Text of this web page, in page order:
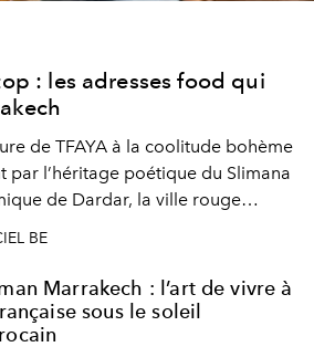
: les adresses food qui
de TFAYA à la coolitude bohème
par l’héritage poétique du Slimana
de Dardar, la ville rouge
comme la destination food
BE
Marrakech : l’art de vivre à
sous le soleil